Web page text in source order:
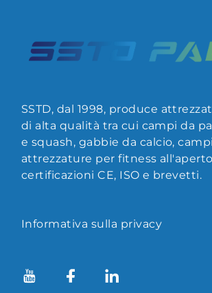
SSTD, dal 1998, produce
di alta qualità tra cui campi da
e squash, gabbie da calcio,
attrezzature per fitness
certificazioni CE, ISO e brevetti.
Informativa sulla privacy